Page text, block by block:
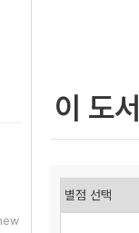
이 도